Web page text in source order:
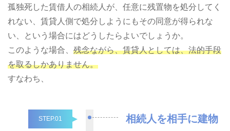
孤独死した賃借人の相続人が、任意に残置物を処分してく
れない、賃貸人側で処分しようにもその同意が得られな
い、という場合にはどうしたらよいでしょうか。
このような場合、 残念ながら、賃貸人としては、法的手段
を取るしかありません。
すなわち、
STEP.01
相続人を相手に建物